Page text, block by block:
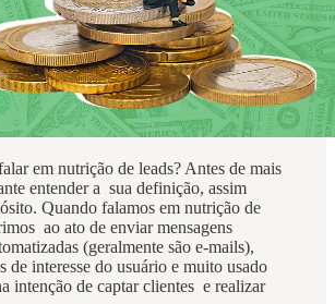
em nutrição de leads? Antes de mais
entender a sua definição, assim
Quando falamos em nutrição de
ao ato de enviar mensagens
(geralmente são e-mails),
de interesse do usuário e muito usado
intenção de captar clientes e realizar